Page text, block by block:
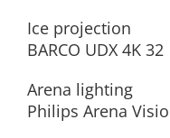
Ice projection
BARCO UDX 4K 32
Arena lighting
Philips Arena